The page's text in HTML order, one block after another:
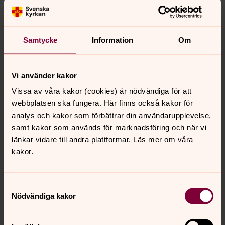
Samtycke Information Om
Vi använder kakor
Vissa av våra kakor (cookies) är nödvändiga för att
webbplatsen ska fungera. Här finns också kakor för
analys och kakor som förbättrar din användarupplevelse,
samt kakor som används för marknadsföring och när vi
länkar vidare till andra plattformar. Läs mer om våra
kakor.
Nödvändiga kakor
Tema:Ett nådens år
24/12 (v. 52) Krubbgudtjänst med små och stora.Tema:
Jesu födelse. Ledare: Marie och Maria m.fl
Fler söndagar med Söndagsskola kan tillkomma, så håll
utkik här på församlingens hemsida!
Söndagsskolan behöver Dig!